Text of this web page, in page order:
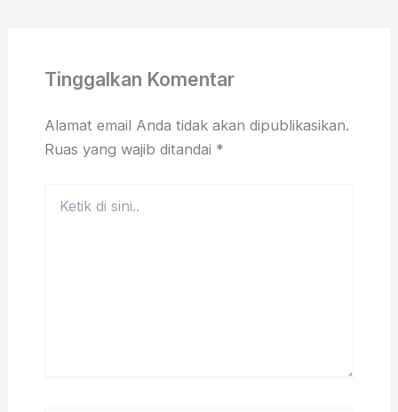
Tinggalkan Komentar
Alamat email Anda tidak akan dipublikasikan.
Ruas yang wajib ditandai *